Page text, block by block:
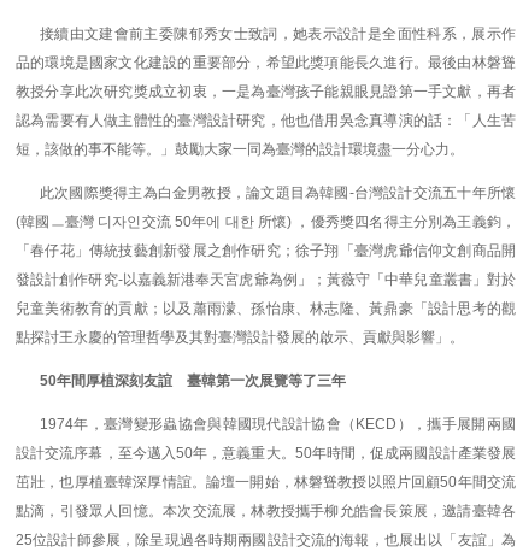
接續由文建會前主委陳郁秀女士致詞，她表示設計是全面性科系，展示作
品的環境是國家文化建設的重要部分，希望此獎項能長久進行。最後由林磐聳
教授分享此次研究獎成立初衷，一是為臺灣孩子能親眼見證第一手文獻，再者
認為需要有人做主體性的臺灣設計研究，他也借用吳念真導演的話：「人生苦
短，該做的事不能等。」鼓勵大家一同為臺灣的設計環境盡一分心力。
此次國際獎得主為白金男教授，論文題目為韓國-台灣設計交流五十年所懷
(韓國ㅡ臺灣 디자인交流 50年에 대한 所懷) ，優秀獎四名得主分別為王義鈞，
「春仔花」傳統技藝創新發展之創作研究；徐子翔「臺灣虎爺信仰文創商品開
發設計創作研究-以嘉義新港奉天宮虎爺為例」；黃薇守「中華兒童叢書」對於
兒童美術教育的貢獻；以及蕭雨濛、孫怡康、林志隆、黃鼎豪「設計思考的觀
點探討王永慶的管理哲學及其對臺灣設計發展的啟示、貢獻與影響」。
50年間厚植深刻友誼 臺韓第一次展覽等了三年
1974年，臺灣變形蟲協會與韓國現代設計協會（KECD），攜手展開兩國
設計交流序幕，至今邁入50年，意義重大。50年時間，促成兩國設計產業發展
茁壯，也厚植臺韓深厚情誼。論壇一開始，林磐聳教授以照片回顧50年間交流
點滴，引發眾人回憶。本次交流展，林教授攜手柳允皓會長策展，邀請臺韓各
25位設計師參展，除呈現過各時期兩國設計交流的海報，也展出以「友誼」為